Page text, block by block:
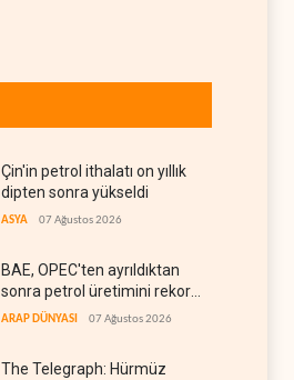
Çin'in petrol ithalatı on yıllık
dipten sonra yükseldi
ASYA 07 Ağustos 2026
BAE, OPEC'ten ayrıldıktan
sonra petrol üretimini rekor
düzeye çıkardı
ARAP DÜNYASI 07 Ağustos 2026
The Telegraph: Hürmüz